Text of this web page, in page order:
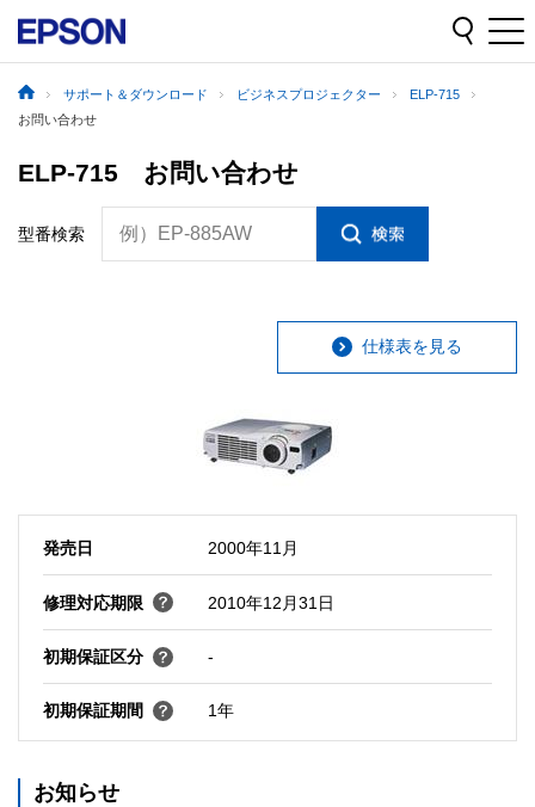
サポート＆ダウンロード ビジネスプロジェクター
ELP-715
お問い合わせ
ELP-715 お問い合わせ
型番検索 例）EP-885AW
仕様表を見る
発売日 2000年11月
修理対応期限 2010年12月31日
初期保証区分 -
初期保証期間 1年
お知らせ